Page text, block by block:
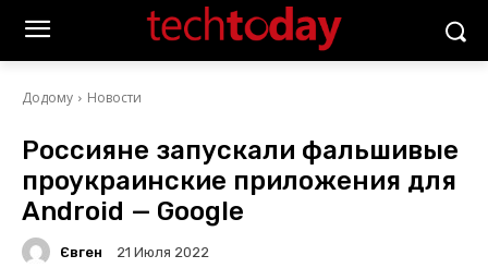
Додому Новости
Россияне запускали фальшивые
проукраинские приложения для
Android — Google
Євген 21 Июля 2022